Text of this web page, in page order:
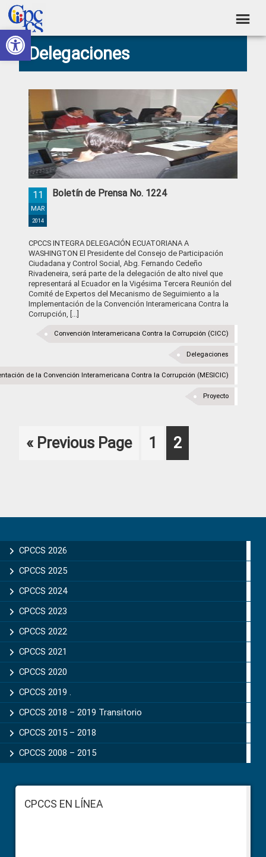
Abrir barra de herramientas
Skip
to
primary
navigation
Skip
to
main
content
Skip
to
primary
sidebar
Skip
to
footer
Consejo
de
Ciudadana
Control
Social
Construyendo
Poder
Ciudadano
Delegaciones
Boletín de Prensa No. 1224
11
MAR
2014
CPCCS INTEGRA DELEGACIÓN ECUATORIANA A
WASHINGTON El Presidente del Consejo de Participación
Ciudadana y Control Social, Abg. Fernando Cedeño
Rivadeneira, será parte de la delegación de alto nivel que
representará al Ecuador en la Vigésima Tercera Reunión del
Comité de Expertos del Mecanismo de Seguimiento a la
Implementación de la Convención Interamericana Contra la
Corrupción, [...]
Convención Interamericana Contra la Corrupción (CICC)
Delegaciones
de la Convención Interamericana Contra la Corrupción (MESICIC)
Proyecto
« Go
Previous Page Page
1 Page
2
Sidebar
CPCCS 2026
CPCCS 2025
CPCCS 2024
CPCCS 2023
CPCCS 2022
CPCCS 2021
CPCCS 2020
CPCCS 2019 .
CPCCS 2018 – 2019 Transitorio
CPCCS 2015 – 2018
CPCCS 2008 – 2015
FooterCPCCS EN LÍNEA